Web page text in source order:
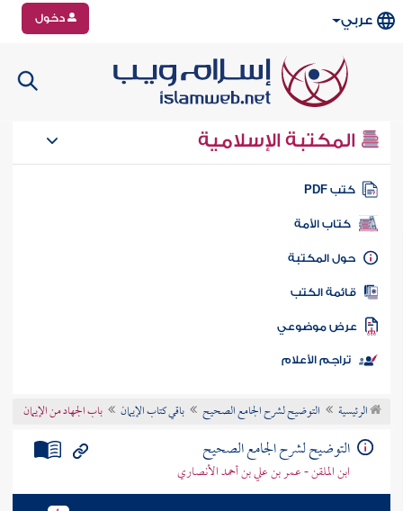
عربي دخول
المكتبة الإسلامية
كتب PDF
كتاب الأمة
المكتبة
الكتب
موضوعي
تراجم الأعلام
الرئيسية التوضيح لشرح الجامع الصحيح باقي كتاب الإيمان باب الجهاد من الإيمان
التوضيح لشرح الجامع الصحيح
ابن الملقن - عمر بن علي بن أحمد الأنصاري